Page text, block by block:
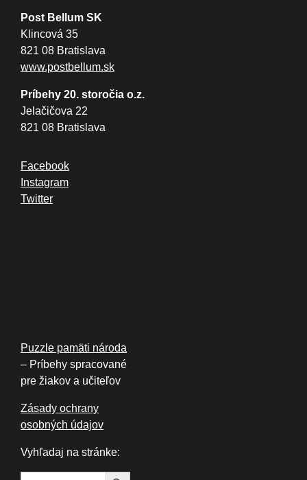
Post Bellum SK
Klincová 35
821 08 Bratislava
www.postbellum.sk
Príbehy 20. storočia o.z.
Jelačičova 22
821 08 Bratislava
Facebook
Instagram
Twitter
Puzzle pamäti národa
– Príbehy spracované
pre žiakov a učiteľov
Zásady ochrany
osobných údajov
Vyhľadaj na stránke:
Search Search Button